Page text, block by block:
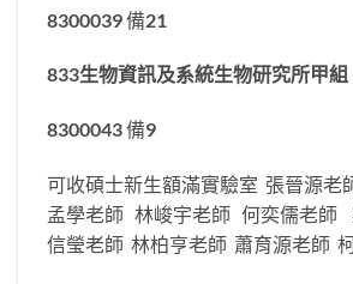
8300039 備21
833生物資訊及系統生物研究所甲組
8300043 備9
可收碩士新生額滿實驗室 張晉源老
孟學老師 林峻宇老師 何奕儒老師
信瑩老師 林柏亨老師 蕭育源老師